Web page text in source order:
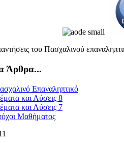
του Πασχαλινού
Άρθρα...
Επαναληπτικό
και Λύσεις 8
και Λύσεις 7
Μαθήματος